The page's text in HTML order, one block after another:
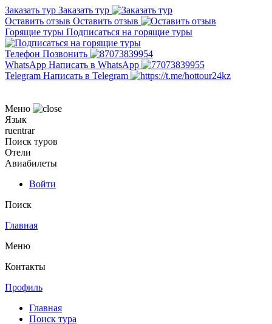
Заказать тур Заказать тур
Оставить отзыв Оставить отзыв
Горящие туры Подписаться на горящие туры
Телефон Позвонить
WhatsApp Написать в WhatsApp
Telegram Написать в Telegram
Меню
Язык
ruentrar
Поиск туров
Отели
Авиабилеты
Войти
Поиск
Главная
Меню
Контакты
Профиль
Главная
Поиск тура